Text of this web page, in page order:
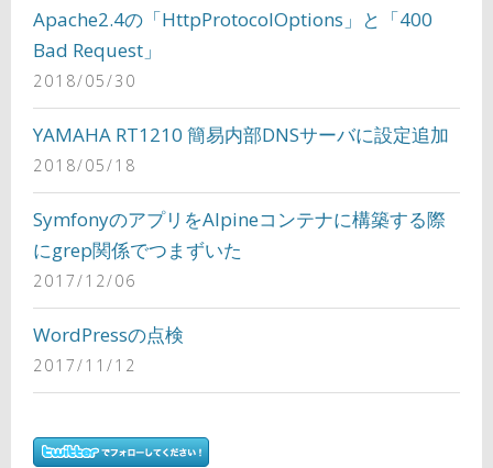
Apache2.4の「HttpProtocolOptions」と「400
Bad Request」
2018/05/30
YAMAHA RT1210 簡易内部DNSサーバに設定追加
2018/05/18
SymfonyのアプリをAlpineコンテナに構築する際
にgrep関係でつまずいた
2017/12/06
WordPressの点検
2017/11/12